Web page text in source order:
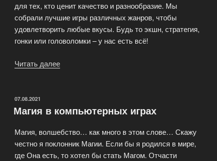
для тех, кто ценит качество и разнообразие. Мы
собрали лучшие игры различных жанров, чтобы
удовлетворить любые вкусы. Будь то экшн, стратегия,
гонки или головоломки – у нас есть всё!
Читать далее
PlayFor»
ОПУБЛИКОВАНО
07.08.2021
Магия в компьютерных играх
Магия, волшебство… как много в этом слове… Скажу
честно я поклонник Магии. Если бы я родился в мире,
где Она есть, то хотел бы стать Магом. Отчасти